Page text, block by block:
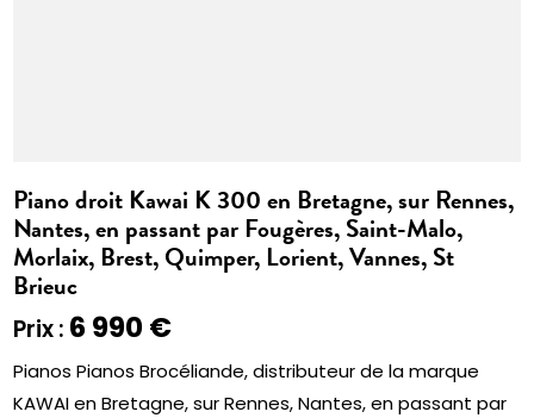
Piano droit Kawai K 300 en Bretagne, sur Rennes,
Nantes, en passant par Fougères, Saint-Malo,
Morlaix, Brest, Quimper, Lorient, Vannes, St
Brieuc
Prix : 6 990 €
Pianos Pianos Brocéliande, distributeur de la marque
KAWAI en Bretagne, sur Rennes, Nantes, en passant par